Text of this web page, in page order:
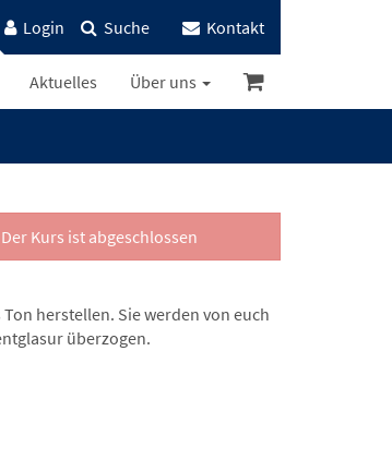
Login Suche Kontakt
Aktuelles Über uns
Der Kurs ist abgeschlossen
herstellen. Sie werden von euch
überzogen.